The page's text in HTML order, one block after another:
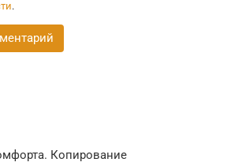
.
Копирование